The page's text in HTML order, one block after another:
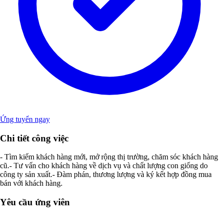
Ứng tuyển ngay
Chi tiết công việc
- Tìm kiếm khách hàng mới, mở rộng thị trường, chăm sóc khách hàng
cũ.- Tư vấn cho khách hàng về dịch vụ và chất lượng con giống do
công ty sản xuất.- Đàm phán, thương lượng và ký kết hợp đồng mua
bán với khách hàng.
Yêu cầu ứng viên